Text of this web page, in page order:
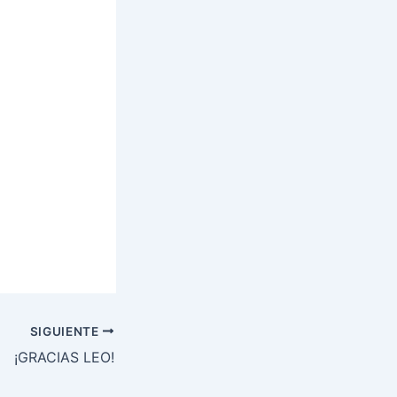
SIGUIENTE
¡GRACIAS LEO!